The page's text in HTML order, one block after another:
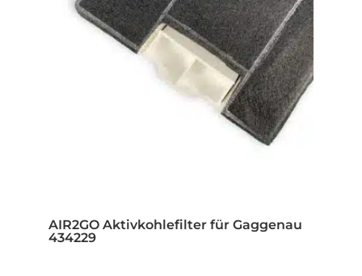
AIR2GO Aktivkohlefilter für Gaggenau
434229